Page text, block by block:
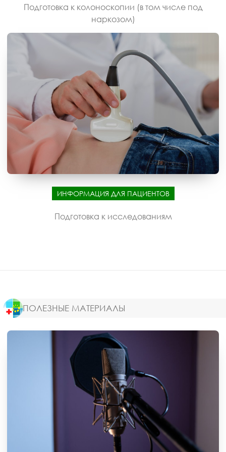
Подготовка к колоноскопии (в том числе под
наркозом)
ИНФОРМАЦИЯ ДЛЯ ПАЦИЕНТОВ
Подготовка к исследованиям
ПОЛЕЗНЫЕ МАТЕРИАЛЫ